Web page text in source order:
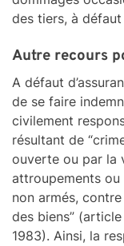
des tiers, à défaut
Autre recours
A défaut
de se faire
civilement
résultant de
ouverte ou par la
attroupements ou
non armés,
des biens”
1983). Ainsi, la